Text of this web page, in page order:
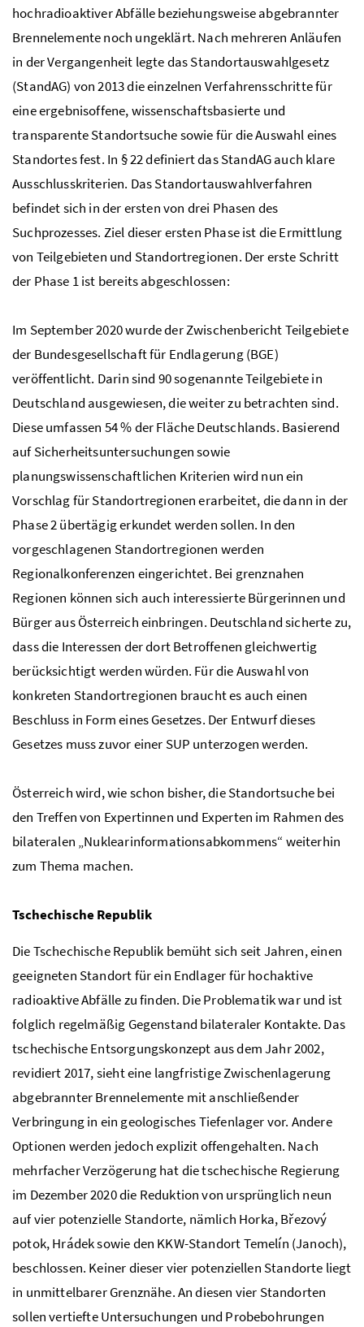
hochradioaktiver Abfälle beziehungsweise abgebrannter
Brennelemente noch ungeklärt. Nach mehreren Anläufen
in der Vergangenheit legte das Standortauswahlgesetz
(StandAG) von 2013 die einzelnen Verfahrensschritte für
eine ergebnisoffene, wissenschaftsbasierte und
transparente Standortsuche sowie für die Auswahl eines
Standortes fest. In § 22 definiert das StandAG auch klare
Ausschlusskriterien. Das Standortauswahlverfahren
befindet sich in der ersten von drei Phasen des
Suchprozesses. Ziel dieser ersten Phase ist die Ermittlung
von Teilgebieten und Standortregionen. Der erste Schritt
der Phase 1 ist bereits abgeschlossen:
Im September 2020 wurde der Zwischenbericht Teilgebiete
der Bundesgesellschaft für Endlagerung (BGE)
veröffentlicht. Darin sind 90 sogenannte Teilgebiete in
Deutschland ausgewiesen, die weiter zu betrachten sind.
Diese umfassen 54 % der Fläche Deutschlands. Basierend
auf Sicherheitsuntersuchungen sowie
planungswissenschaftlichen Kriterien wird nun ein
Vorschlag für Standortregionen erarbeitet, die dann in der
Phase 2 übertägig erkundet werden sollen. In den
vorgeschlagenen Standortregionen werden
Regionalkonferenzen eingerichtet. Bei grenznahen
Regionen können sich auch interessierte Bürgerinnen und
Bürger aus Österreich einbringen. Deutschland sicherte zu,
dass die Interessen der dort Betroffenen gleichwertig
berücksichtigt werden würden. Für die Auswahl von
konkreten Standortregionen braucht es auch einen
Beschluss in Form eines Gesetzes. Der Entwurf dieses
Gesetzes muss zuvor einer SUP unterzogen werden.
Österreich wird, wie schon bisher, die Standortsuche bei
den Treffen von Expertinnen und Experten im Rahmen des
bilateralen „Nuklearinformationsabkommens“ weiterhin
zum Thema machen.
Tschechische Republik
Die Tschechische Republik bemüht sich seit Jahren, einen
geeigneten Standort für ein Endlager für hochaktive
radioaktive Abfälle zu finden. Die Problematik war und ist
folglich regelmäßig Gegenstand bilateraler Kontakte. Das
tschechische Entsorgungskonzept aus dem Jahr 2002,
revidiert 2017, sieht eine langfristige Zwischenlagerung
abgebrannter Brennelemente mit anschließender
Verbringung in ein geologisches Tiefenlager vor. Andere
Optionen werden jedoch explizit offengehalten. Nach
mehrfacher Verzögerung hat die tschechische Regierung
im Dezember 2020 die Reduktion von ursprünglich neun
auf vier potenzielle Standorte, nämlich Horka, Březový
potok, Hrádek sowie den KKW-Standort Temelín (Janoch),
beschlossen. Keiner dieser vier potenziellen Standorte liegt
in unmittelbarer Grenznähe. An diesen vier Standorten
sollen vertiefte Untersuchungen und Probebohrungen